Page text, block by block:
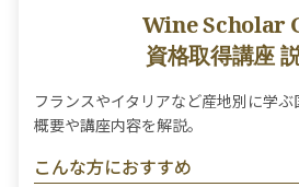
Wine Scholar
資格取得講座
フランスやイタリアなど産地別に学
概要や講座内容を解説。
こんな方におすすめ